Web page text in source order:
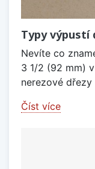
Typy výpustí
Nevíte co
3 1/2 (92 mm)
nerezové dřezy
Číst více